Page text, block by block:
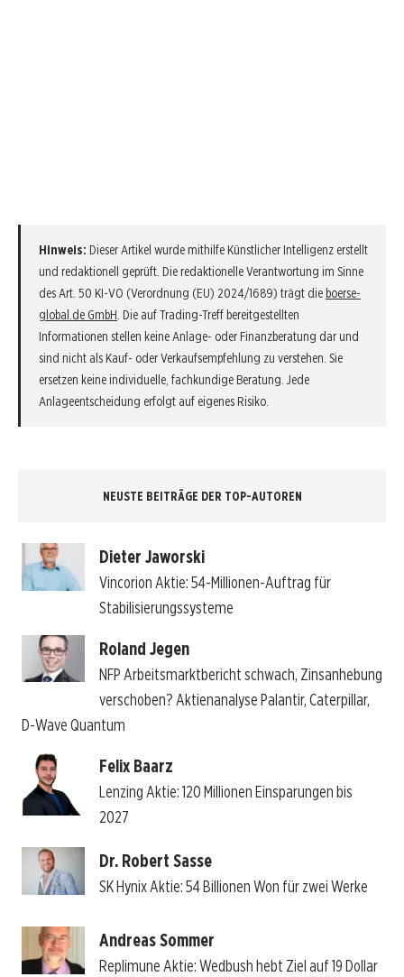
Hinweis: Dieser Artikel wurde mithilfe Künstlicher Intelligenz erstellt
und redaktionell geprüft. Die redaktionelle Verantwortung im Sinne
des Art. 50 KI-VO (Verordnung (EU) 2024/1689) trägt die boerse-
global.de GmbH . Die auf Trading-Treff bereitgestellten
Informationen stellen keine Anlage- oder Finanzberatung dar und
sind nicht als Kauf- oder Verkaufsempfehlung zu verstehen. Sie
ersetzen keine individuelle, fachkundige Beratung. Jede
Anlageentscheidung erfolgt auf eigenes Risiko.
NEUSTE BEITRÄGE DER TOP-AUTOREN
Dieter Jaworski
Vincorion Aktie: 54-Millionen-Auftrag für
Stabilisierungssysteme
Roland Jegen
NFP Arbeitsmarktbericht schwach, Zinsanhebung
verschoben? Aktienanalyse Palantir, Caterpillar,
D-Wave Quantum
Felix Baarz
Lenzing Aktie: 120 Millionen Einsparungen bis
2027
Dr. Robert Sasse
SK Hynix Aktie: 54 Billionen Won für zwei Werke
Andreas Sommer
Replimune Aktie: Wedbush hebt Ziel auf 19 Dollar